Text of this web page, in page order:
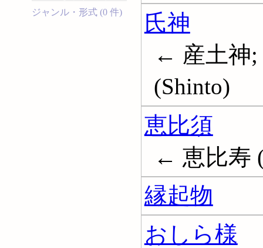
ジャンル・形式 (0 件)
氏神
← 産土神;
(Shinto)
恵比須
← 恵比寿
縁起物
おしら様